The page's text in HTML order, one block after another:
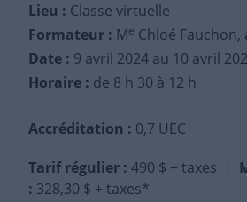
Lieu : Classe virtuelle
Formateur : Me Chloé Fauchon,
Date : 9 avril 2024 au 10 avril
Horaire : de 8 h 30 à 12 h
Accréditation : 0,7 UEC
Tarif régulier : 490 $ + taxes |
: 328,30 $ + taxes*